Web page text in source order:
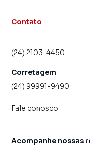
Contato
(24) 2103-4450
Corretagem
(24) 99991-9490
Fale conosco
Acompanhe nossas